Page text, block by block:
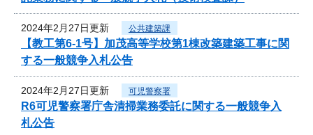
2024年2月27日更新 公共建築課
【教工第6-1号】加茂高等学校第1棟改築建築工事に関
する一般競争入札公告
2024年2月27日更新 可児警察署
R6可児警察署庁舎清掃業務委託に関する一般競争入
札公告